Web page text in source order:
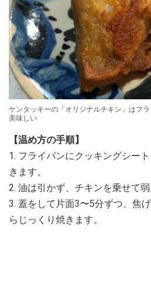
ケンタッキーの「オリジナルチキン」はフ
美味しい
【温め方の手順】
1. フライパンにクッキングシー
きます。
2. 油は引かず、チキンを乗せて弱
3. 蓋をして片面3〜5分ずつ、焦
らじっくり焼きます。